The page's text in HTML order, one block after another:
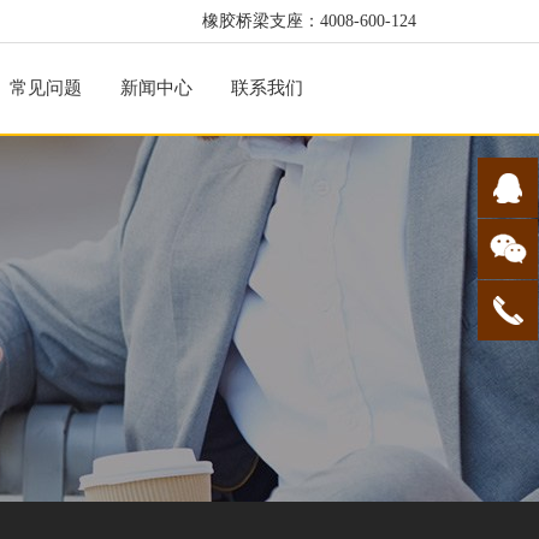
橡胶桥梁支座：4008-600-124
常见问题 新闻中心 联系我们